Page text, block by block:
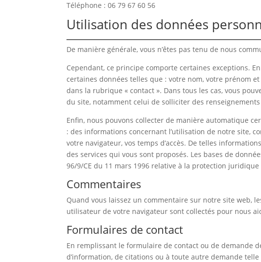
Téléphone : 06 79 67 60 56
Utilisation des données
De manière générale, vous n’êtes pas tenu de nous
Cependant, ce principe comporte certaines exceptions.
certaines données telles que : votre nom, votre prénom
dans la rubrique « contact ». Dans tous les cas, vous
du site, notamment celui de solliciter des
Enfin, nous pouvons collecter de manière automatique
: des informations concernant l’utilisation de notre site,
votre navigateur, vos temps d’accès. De telles
des services qui vous sont proposés. Les bases de
96/9/CE du 11 mars 1996 relative à la protection juridique
Commentaires
Quand vous laissez un commentaire sur notre site web,
utilisateur de votre navigateur sont collectés pour nous
Formulaires de contact
En remplissant le formulaire de contact ou de demande
d’information, de citations ou à toute autre demande